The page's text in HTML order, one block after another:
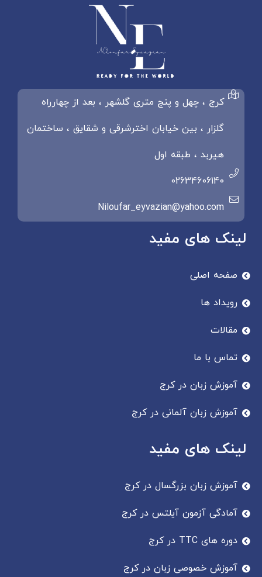
کرج ، چهل و پنج متری گلشهر ، بعد از چهارراه
گلزار ، بین خیابان اخترشرقی و شقایق ، ساختمان
هیربد ، طبقه اول
02634606140
Niloufar_eyvazian@yahoo.com
لینک های مفید
صفحه اصلی
رویداد ها
مقالات
تماس با ما
آموزش زبان در کرج
آموزش زبان آلمانی در کرج
لینک های مفید
آموزش زبان بزرگسال در کرج
آمادگی آزمون آیلتس در کرج
دوره های TTC در کرج
آموزش خصوصی زبان در کرج